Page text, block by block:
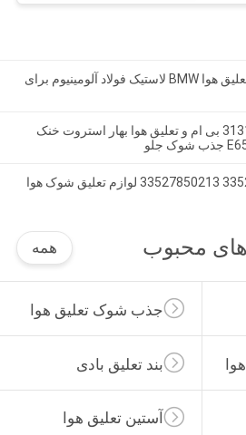
عقب 37106875087 F15 تعلیق هوا BMW لاستیک فولاد آلومینیوم برای
31316752597 31316753187 بی ام و تعلیق هوا بهار استروت خنک
37106875087 33527856495 33527850213 لوازم تعلیق شوک هوا
محبوب همه
جذب شوک تعلیق هوا
بند تعلیق بادی
آستین تعلیق هوا